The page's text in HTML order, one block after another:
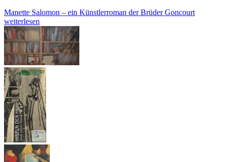
Manette Salomon – ein Künstlerroman der Brüder Goncourt
weiterlesen